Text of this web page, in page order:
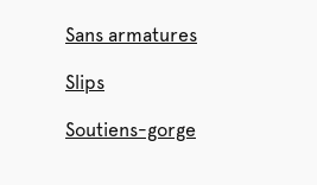
Sans armatures
Slips
Soutiens-gorge